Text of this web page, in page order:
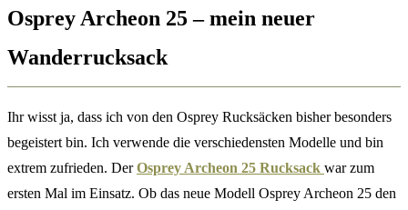
Osprey Archeon 25 – mein neuer
Wanderrucksack
Ihr wisst ja, dass ich von den Osprey Rucksäcken bisher besonders
begeistert bin. Ich verwende die verschiedensten Modelle und bin
extrem zufrieden. DerOsprey Archeon 25 Rucksack war zum
ersten Mal im Einsatz. Ob das neue Modell Osprey Archeon 25 den